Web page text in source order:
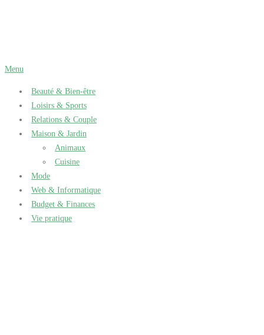
Menu
Beauté & Bien-être
Loisirs & Sports
Relations & Couple
Maison & Jardin
Animaux
Cuisine
Mode
Web & Informatique
Budget & Finances
Vie pratique